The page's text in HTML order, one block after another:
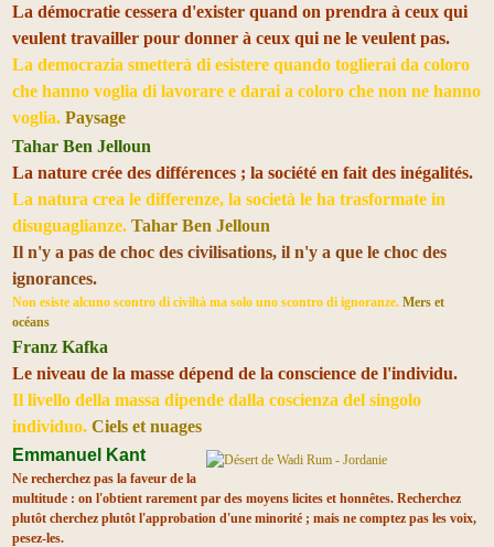
La démocratie cessera d'exister quand on prendra à ceux qui
veulent travailler pour donner à ceux qui ne le veulent pas.
La democrazia smetterà di esistere quando toglierai da coloro
che hanno voglia di lavorare e darai a coloro che non ne hanno
voglia. Paysage
Tahar Ben Jelloun
La nature crée des différences ; la société en fait des inégalités.
La natura crea le differenze, la società le ha trasformate in
disuguaglianze. Tahar Ben Jelloun
Il n'y a pas de choc des civilisations, il n'y a que le choc des
ignorances.
Non esiste alcuno scontro di civiltà ma solo uno scontro di ignoranze. Mers et
océans
Franz Kafka
Le niveau de la masse dépend de la conscience de l'individu.
Il livello della massa dipende dalla coscienza del singolo
individuo. Ciels et nuages
Emmanuel Kant
Ne recherchez pas la faveur de la
multitude : on l'obtient rarement par des moyens licites et honnêtes. Recherchez
plutôt cherchez plutôt l'approbation d'une minorité ; mais ne comptez pas les voix,
pesez-les.